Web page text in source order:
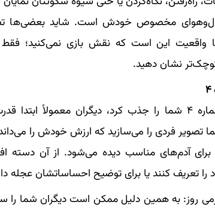
مخصوص خودش است. شاید بعضی‌ها
واقعیت این است که نقش بازی نمی‌کنید؛ فقط
نشان دهید.
اگر مدل شماره ۴ شما را جذب کرد، دیگران
تصویر فردی را می‌سازید که ارزش خودش را می‌داند.
آدم‌های مناسب دیده می‌شود. از آن دسته
تعریف کنند یا برای توضیح احساساتشان عجله
روز: به همین دلیل ممکن است دیگران شما را